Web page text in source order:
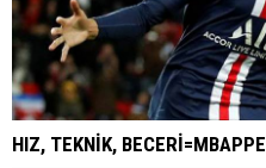
HIZ, TEKNİK, BECERİ=MBAPPE